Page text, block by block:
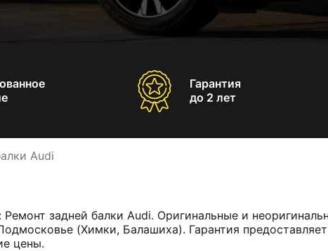
Гарантия
до 2 лет
Audi
задней балки Audi. Оригинальные и
(Химки, Балашиха). Гарантия
цены.